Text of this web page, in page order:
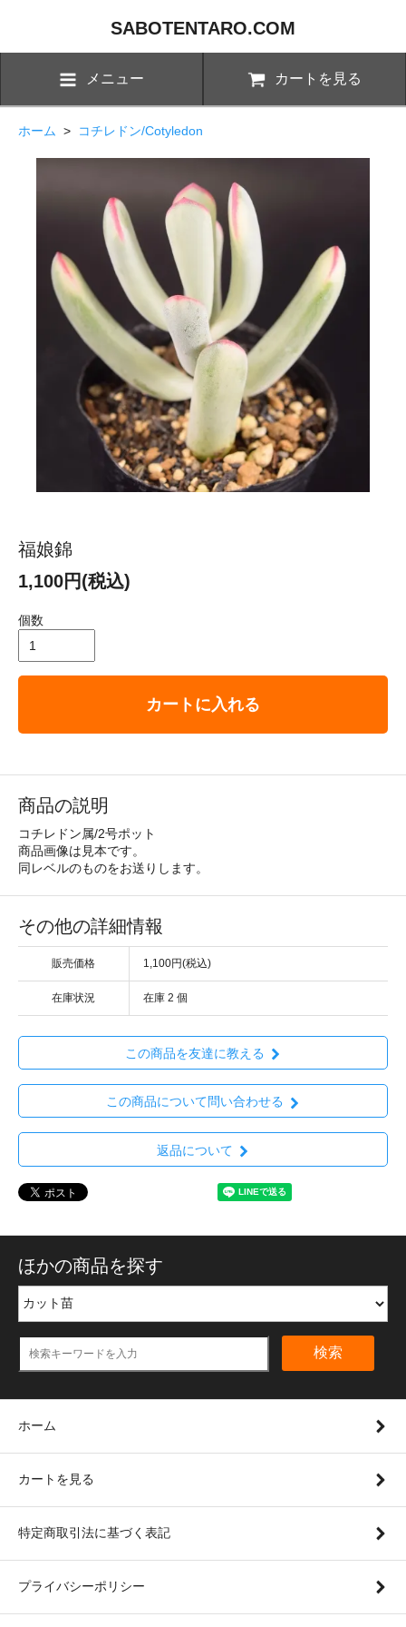
SABOTENTARO.COM
メニュー カートを見る
ホーム > コチレドン/Cotyledon
福娘錦
1,100円(税込)
個数
カートに入れる
商品の説明
コチレドン属/2号ポット
商品画像は見本です。
同レベルのものをお送りします。
その他の詳細情報
販売価格 1,100円(税込)
在庫状況 在庫 2 個
この商品を友達に教える
この商品について問い合わせる
返品について
ほかの商品を探す
検索
ホーム
カートを見る
特定商取引法に基づく表記
プライバシーポリシー